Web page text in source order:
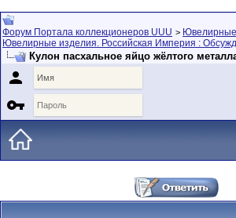
Форум Портала коллекционеров UUU >
Ювелирные изделия. Российская Империя :
Кулон пасхальное яйцо жёлтого

